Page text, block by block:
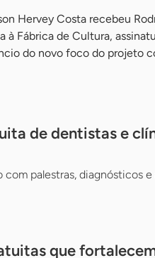
Hervey Costa recebeu
à Fábrica de Cultura,
do novo foco do projeto
de dentistas e
palestras, diagnósticos e
que